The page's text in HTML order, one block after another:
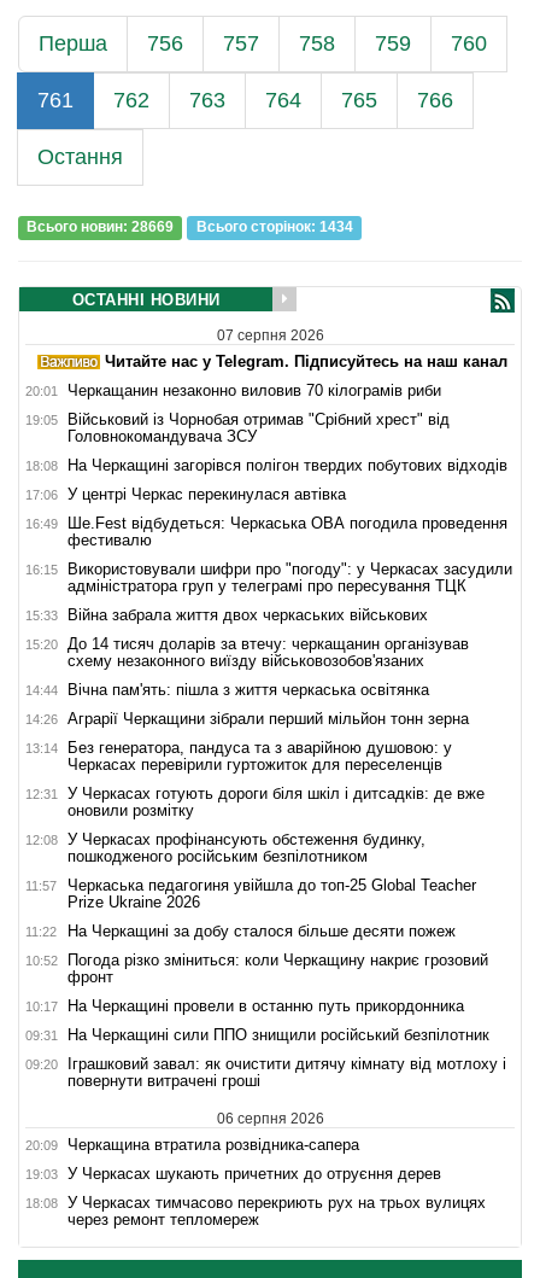
Перша 756 757 758 759 760
761 762 763 764 765 766
Остання
Всього новин: 28669 Всього сторiнок: 1434
ОСТАННІ НОВИНИ
07 серпня 2026
Читайте нас у Telegram. Підписуйтесь на наш канал
20:01 Черкащанин незаконно виловив 70 кілограмів риби
19:05
Військовий із Чорнобая отримав "Срібний хрест" від
Головнокомандувача ЗСУ
18:08 На Черкащині загорівся полігон твердих побутових відходів
17:06 У центрі Черкас перекинулася автівка
16:49
Ше.Fest відбудеться: Черкаська ОВА погодила проведення
фестивалю
16:15
Використовували шифри про "погоду": у Черкасах засудили
адміністратора груп у телеграмі про пересування ТЦК
15:33 Війна забрала життя двох черкаських військових
15:20
До 14 тисяч доларів за втечу: черкащанин організував
схему незаконного виїзду військовозобов'язаних
14:44 Вічна пам'ять: пішла з життя черкаська освітянка
14:26 Аграрії Черкащини зібрали перший мільйон тонн зерна
13:14
Без генератора, пандуса та з аварійною душовою: у
Черкасах перевірили гуртожиток для переселенців
12:31
У Черкасах готують дороги біля шкіл і дитсадків: де вже
оновили розмітку
12:08
У Черкасах профінансують обстеження будинку,
пошкодженого російським безпілотником
11:57
Черкаська педагогиня увійшла до топ-25 Global Teacher
Prize Ukraine 2026
11:22 На Черкащині за добу сталося більше десяти пожеж
10:52
Погода різко зміниться: коли Черкащину накриє грозовий
фронт
10:17 На Черкащині провели в останню путь прикордонника
09:31 На Черкащині сили ППО знищили російський безпілотник
09:20
Іграшковий завал: як очистити дитячу кімнату від мотлоху і
повернути витрачені гроші
06 серпня 2026
20:09 Черкащина втратила розвідника-сапера
19:03 У Черкасах шукають причетних до отруєння дерев
18:08
У Черкасах тимчасово перекриють рух на трьох вулицях
через ремонт тепломереж